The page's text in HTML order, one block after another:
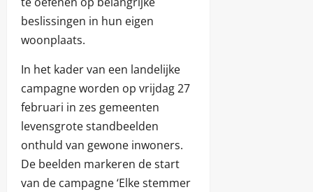
beslissingen in hun eigen
woonplaats.
In het kader van een landelijke
campagne worden op vrijdag 27
februari in zes gemeenten
levensgrote standbeelden
onthuld van gewone inwoners.
De beelden markeren de start
van de campagne ‘Elke stemmer